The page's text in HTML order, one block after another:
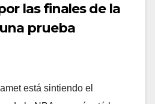
las finales de la
prueba
está sintiendo el